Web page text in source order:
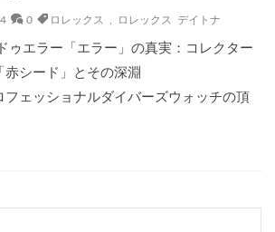
0 ロレックス ロレックス デイトナ
ゥエラー「エラー」の真実：コレクター
赤シード」とその深淵
フェッショナルダイバーズウォッチの頂